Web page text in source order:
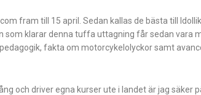
fram till 15 april. Sedan kallas de bästa till
som klarar denna tuffa uttagning får sedan vara
fakta om motorcykelolyckor samt
och driver egna kurser ute i landet är jag säker